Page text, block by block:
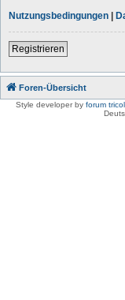
Nutzungsbedingungen |
Registrieren
Foren-Übersicht
Style developer by forum